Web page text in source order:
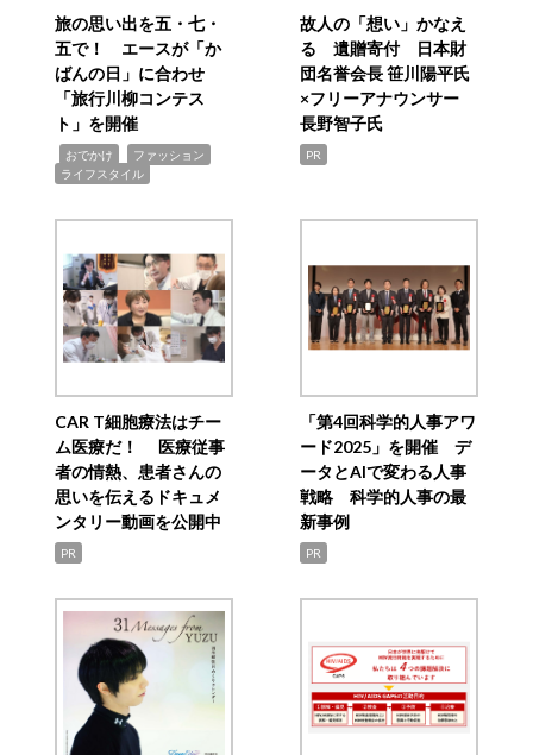
旅の思い出を五・七・
五で！ エースが「か
ばんの日」に合わせ
「旅行川柳コンテス
ト」を開催
おでかけ ファッション
ライフスタイル
故人の「想い」かなえ
る 遺贈寄付 日本財
団名誉会長 笹川陽平氏
×フリーアナウンサー
長野智子氏
PR
CAR T細胞療法はチー
ム医療だ！ 医療従事
者の情熱、患者さんの
思いを伝えるドキュメ
ンタリー動画を公開中
PR
「第4回科学的人事アワ
ード2025」を開催 デ
ータとAIで変わる人事
戦略 科学的人事の最
新事例
PR